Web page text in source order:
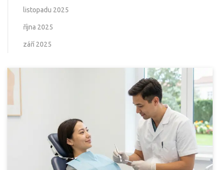
listopadu 2025
října 2025
září 2025